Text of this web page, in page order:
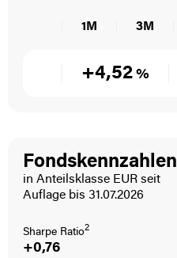
1M 3M
+4,52 %
Fondskennzahlen
in Anteilsklasse EUR seit
Auflage bis 31.07.2026
Sharpe Ratio2
+0,76